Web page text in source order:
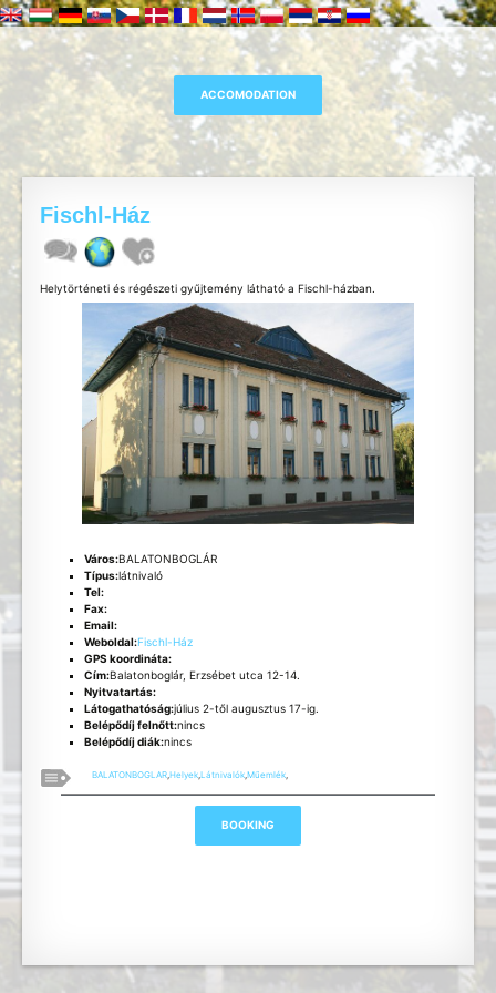
Fischl-Ház
Helytörténeti és régészeti gyűjtemény látható a Fischl-házban.
Város:BALATONBOGLÁR
Típus:látnivaló
Tel:
Fax:
Email:
Weboldal:Fischl-Ház
GPS koordináta:
Cím:Balatonboglár, Erzsébet utca 12-14.
Nyitvatartás:
Látogathatóság:július 2-től augusztus 17-ig.
Belépődíj felnőtt:nincs
Belépődíj diák:nincs
BALATONBOGLAR ,Helyek ,Látnivalók ,Műemlék